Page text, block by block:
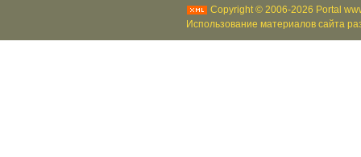
Copyright © 2006-2026 Portal
Использование материалов сайта